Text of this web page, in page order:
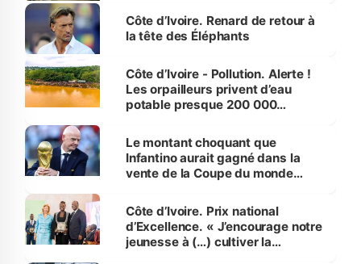
Côte d’Ivoire. Renard de retour à
la tête des Éléphants
Côte d’Ivoire - Pollution. Alerte !
Les orpailleurs privent d’eau
potable presque 200 000
Le montant choquant que
Infantino aurait gagné dans la
vente de la Coupe du monde
Côte d’Ivoire. Prix national
d’Excellence. « J’encourage notre
jeunesse à (…) cultiver la